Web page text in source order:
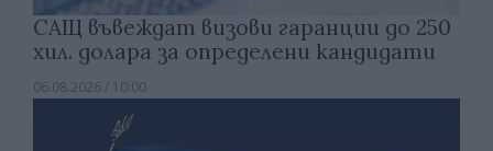
САЩ въвеждат визови гаранции до 250
хил. долара за определени кандидати
06.08.2026 / 10:00